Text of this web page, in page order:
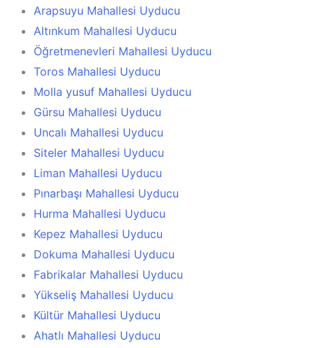
Arapsuyu Mahallesi Uyducu
Altınkum Mahallesi Uyducu
Öğretmenevleri Mahallesi Uyducu
Toros Mahallesi Uyducu
Molla yusuf Mahallesi Uyducu
Gürsu Mahallesi Uyducu
Uncalı Mahallesi Uyducu
Siteler Mahallesi Uyducu
Liman Mahallesi Uyducu
Pınarbaşı Mahallesi Uyducu
Hurma Mahallesi Uyducu
Kepez Mahallesi Uyducu
Dokuma Mahallesi Uyducu
Fabrikalar Mahallesi Uyducu
Yükseliş Mahallesi Uyducu
Kültür Mahallesi Uyducu
Ahatlı Mahallesi Uyducu